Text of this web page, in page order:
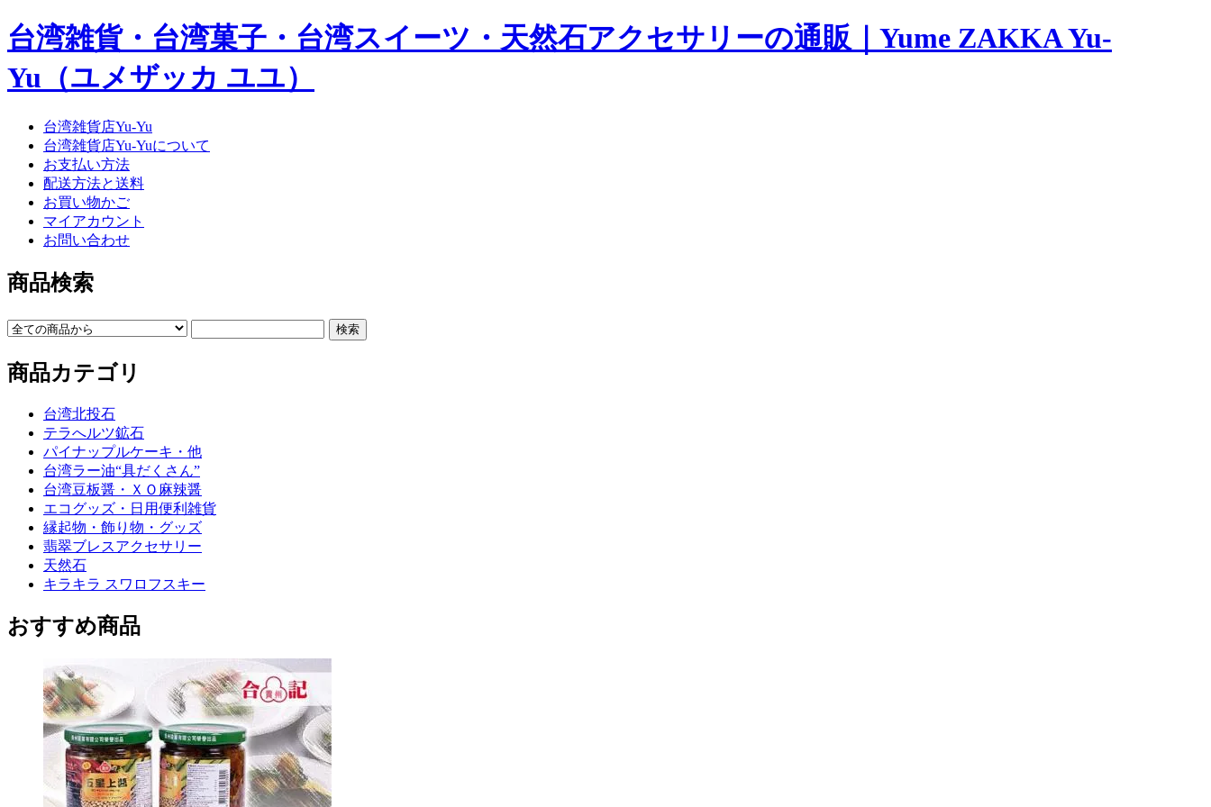
台湾雑貨・台湾菓子・台湾スイーツ・天然石アクセサリーの通販｜Yume ZAKKA Yu-
Yu（ユメザッカ ユユ）
台湾雑貨店Yu-Yu
台湾雑貨店Yu-Yuについて
お支払い方法
配送方法と送料
お買い物かご
マイアカウント
お問い合わせ
商品検索
商品カテゴリ
台湾北投石
テラへルツ鉱石
パイナップルケーキ・他
台湾ラー油“具だくさん”
台湾豆板醤・ＸＯ麻辣醤
エコグッズ・日用便利雑貨
縁起物・飾り物・グッズ
翡翠ブレスアクセサリー
天然石
キラキラ スワロフスキー
おすすめ商品